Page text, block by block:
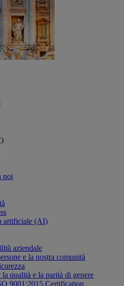
noi
artificiale (AI)
aziendale
e la nostra comunità
qualità e la parità di genere
9001:2015 Certification